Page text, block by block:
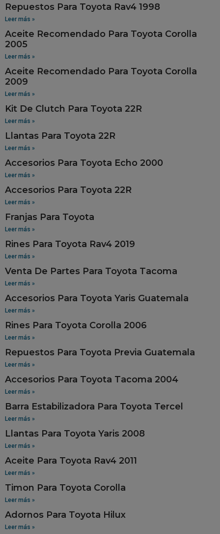
Repuestos Para Toyota Rav4 1998
Leer más »
Aceite Recomendado Para Toyota Corolla
2005
Leer más »
Aceite Recomendado Para Toyota Corolla
2009
Leer más »
Kit De Clutch Para Toyota 22R
Leer más »
Llantas Para Toyota 22R
Leer más »
Accesorios Para Toyota Echo 2000
Leer más »
Accesorios Para Toyota 22R
Leer más »
Franjas Para Toyota
Leer más »
Rines Para Toyota Rav4 2019
Leer más »
Venta De Partes Para Toyota Tacoma
Leer más »
Accesorios Para Toyota Yaris Guatemala
Leer más »
Rines Para Toyota Corolla 2006
Leer más »
Repuestos Para Toyota Previa Guatemala
Leer más »
Accesorios Para Toyota Tacoma 2004
Leer más »
Barra Estabilizadora Para Toyota Tercel
Leer más »
Llantas Para Toyota Yaris 2008
Leer más »
Aceite Para Toyota Rav4 2011
Leer más »
Timon Para Toyota Corolla
Leer más »
Adornos Para Toyota Hilux
Leer más »